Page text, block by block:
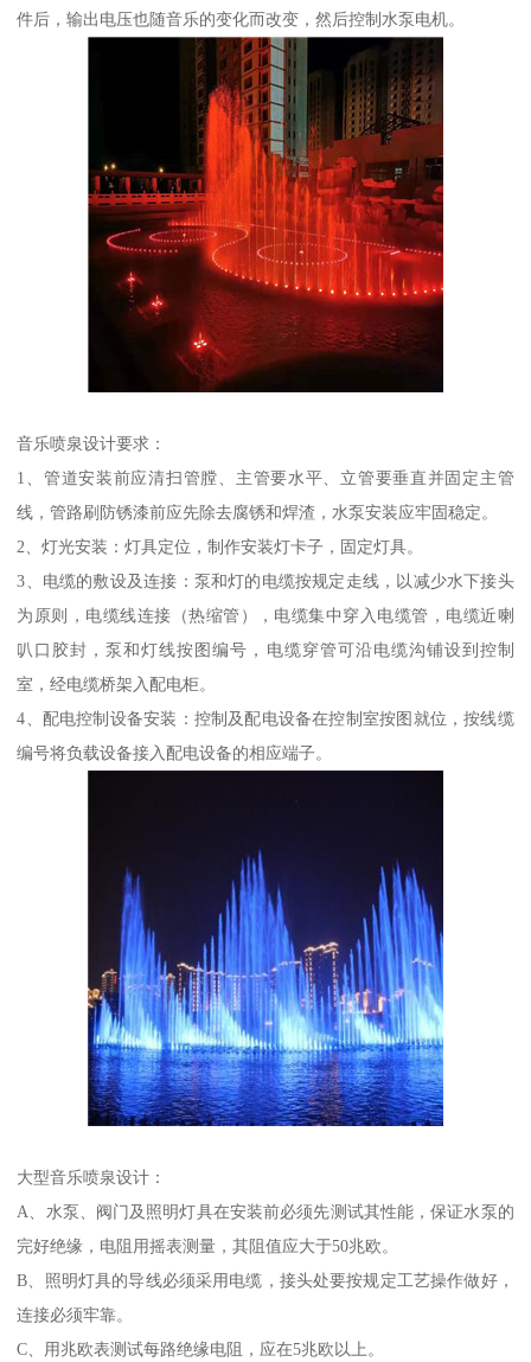
件后，输出电压也随音乐的变化而改变，然后控制水泵电机。
音乐喷泉设计要求：
1、管道安装前应清扫管膛、主管要水平、立管要垂直并固定主管
线，管路刷防锈漆前应先除去腐锈和焊渣，水泵安装应牢固稳定。
2、灯光安装：灯具定位，制作安装灯卡子，固定灯具。
3、电缆的敷设及连接：泵和灯的电缆按规定走线，以减少水下接头
为原则，电缆线连接（热缩管），电缆集中穿入电缆管，电缆近喇
叭口胶封，泵和灯线按图编号，电缆穿管可沿电缆沟铺设到控制
室，经电缆桥架入配电柜。
4、配电控制设备安装：控制及配电设备在控制室按图就位，按线缆
编号将负载设备接入配电设备的相应端子。
大型音乐喷泉设计：
A、水泵、阀门及照明灯具在安装前必须先测试其性能，保证水泵的
完好绝缘，电阻用摇表测量，其阻值应大于50兆欧。
B、照明灯具的导线必须采用电缆，接头处要按规定工艺操作做好，
连接必须牢靠。
C、用兆欧表测试每路绝缘电阻，应在5兆欧以上。